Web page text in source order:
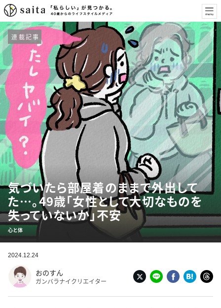
連載記事
気づいたら部屋着のままで外出して
た…。49歳「女性として大切なものを
失っていないか」不安
心と体
2024.12.24
おのすん
ガンバラナイクリエイター